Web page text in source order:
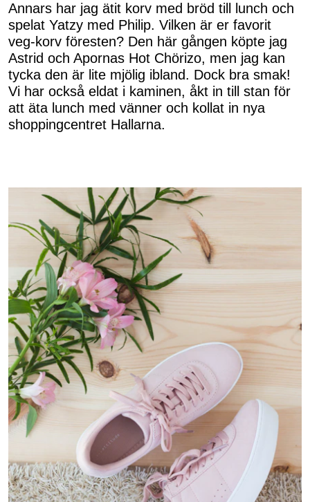
Annars har jag ätit korv med bröd till lunch och
spelat Yatzy med Philip. Vilken är er favorit
veg-korv föresten? Den här gången köpte jag
Astrid och Apornas Hot Chörizo, men jag kan
tycka den är lite mjölig ibland. Dock bra smak!
Vi har också eldat i kaminen, åkt in till stan för
att äta lunch med vänner och kollat in nya
shoppingcentret Hallarna.